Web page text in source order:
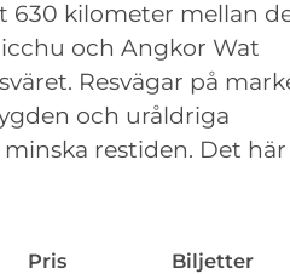
630 kilometer mellan
och Angkor Wat
Resvägar på
och uråldriga
restiden. Det här
Pris Biljetter